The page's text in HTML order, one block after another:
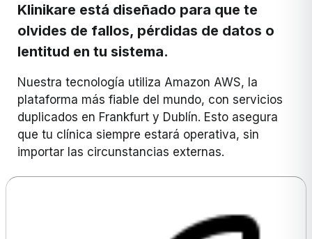
Klinikare está diseñado para que te
olvides de fallos, pérdidas de datos o
lentitud en tu sistema.
Nuestra tecnología utiliza Amazon AWS, la
plataforma más fiable del mundo, con servicios
duplicados en Frankfurt y Dublín. Esto asegura
que tu clínica siempre estará operativa, sin
importar las circunstancias externas.